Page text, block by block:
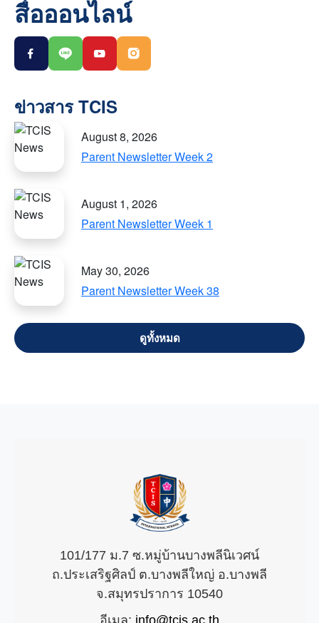
สื่อออนไลน์
August 8, 2026
Parent Newsletter Week 2
August 1, 2026
Parent Newsletter Week 1
May 30, 2026
Parent Newsletter Week 38
VIEW ALL
101/177 ม.7 ซ.หมู่บ้านบางพลีนิเวศน์
ถ.ประเสริฐศิลป์ ต.บางพลีใหญ่ อ.บางพลี
จ.สมุทรปราการ 10540
อีเมล: info@tcis.ac.th